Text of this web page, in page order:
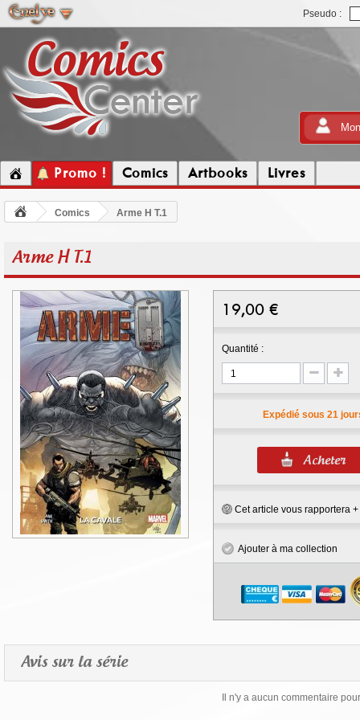
Pseudo :
Promo ! Comics Artbooks Livres
Comics Arme H T.1
Arme H T.1
19,00 €
Quantité :
Expédié sous 21
Cet article vous rapportera +
Ajouter à ma collection
Avis sur la série
Il n'y a aucun commentaire